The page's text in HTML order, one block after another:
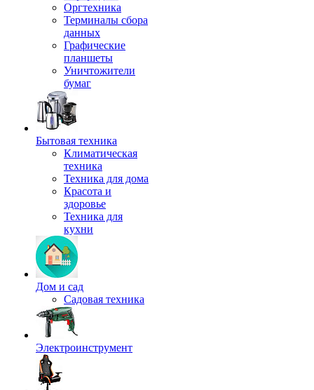
Оргтехника
Терминалы сбора
данных
Графические
планшеты
Уничтожители
бумаг
Бытовая техника
Климатическая
техника
Техника для дома
Красота и
здоровье
Техника для
кухни
Дом и сад
Садовая техника
Электроинструмент